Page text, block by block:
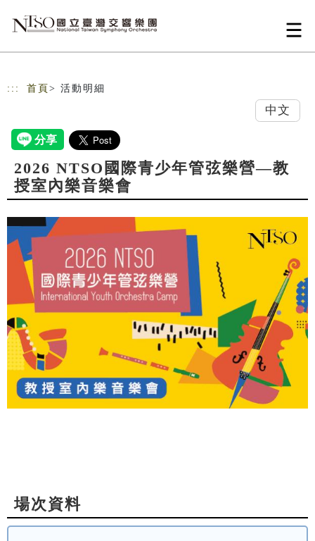
::: 首頁 > 活動明細
中文
2026 NTSO國際青少年管弦樂營—教
授室內樂音樂會
場次資料